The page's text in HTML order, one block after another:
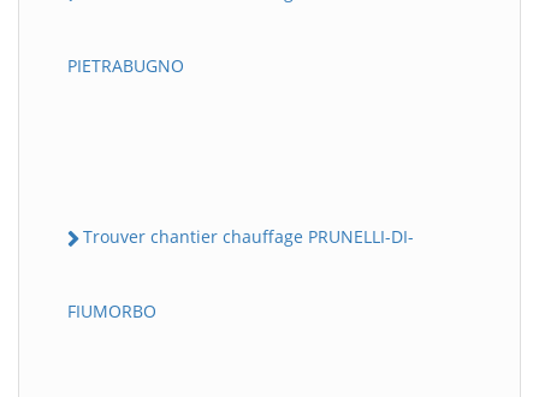
PIETRABUGNO
Trouver chantier chauffage PRUNELLI-DI-
FIUMORBO